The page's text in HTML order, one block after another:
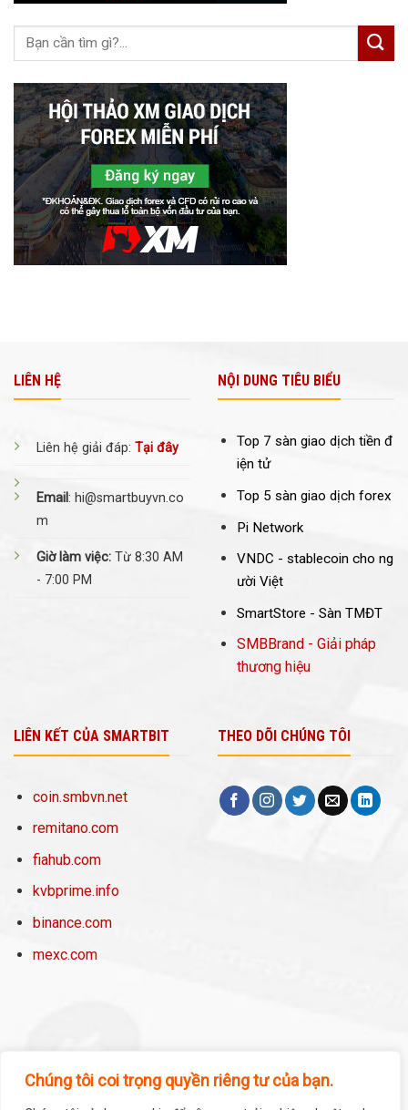
Chúng tôi coi trọng quyền riêng tư của bạn.
LIÊN HỆ
Liên hệ giải đáp: Tại đây
Email: hi@smartbuyvn.co
m
Giờ làm việc: Từ 8:30 AM
- 7:00 PM
NỘI DUNG TIÊU BIỂU
Top 7 sàn giao dịch tiền đ
iện tử
Top 5 sàn giao dịch forex
Pi Network
VNDC - stablecoin cho ng
ười Việt
SmartStore - Sàn TMĐT
SMBBrand - Giải pháp
thương hiệu
LIÊN KẾT CỦA SMARTBIT
coin.smbvn.net
remitano.com
fiahub.com
kvbprime.info
binance.com
mexc.com
THEO DÕI CHÚNG TÔI